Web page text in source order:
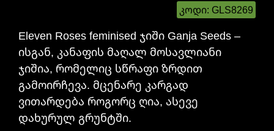
კოდი: GLS8269
Eleven Roses feminised ჯიში Ganja Seeds –
ისგან, კანაფის მაღალ მოსავლიანი
ჯიშია, რომელიც სწრაფი ზრდით
გამოირჩევა. მცენარე კარგად
ვითარდება როგორც ღია, ასევე
დახურულ გრუნტში.